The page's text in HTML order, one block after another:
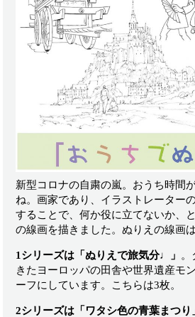
新型コロナの自粛の嵐。おうち時間
ね。画家であり、イラストレーター
することで、何か役に立てないか、
の線画を描きました。ぬりえの線画
1シリーズは「ぬりえで旅気分♩」
。
きたヨーロッパの田舎や世界遺産モ
ーフにしています。こちらは3枚。
2シリーズは「ワタシ色の青葉まつり